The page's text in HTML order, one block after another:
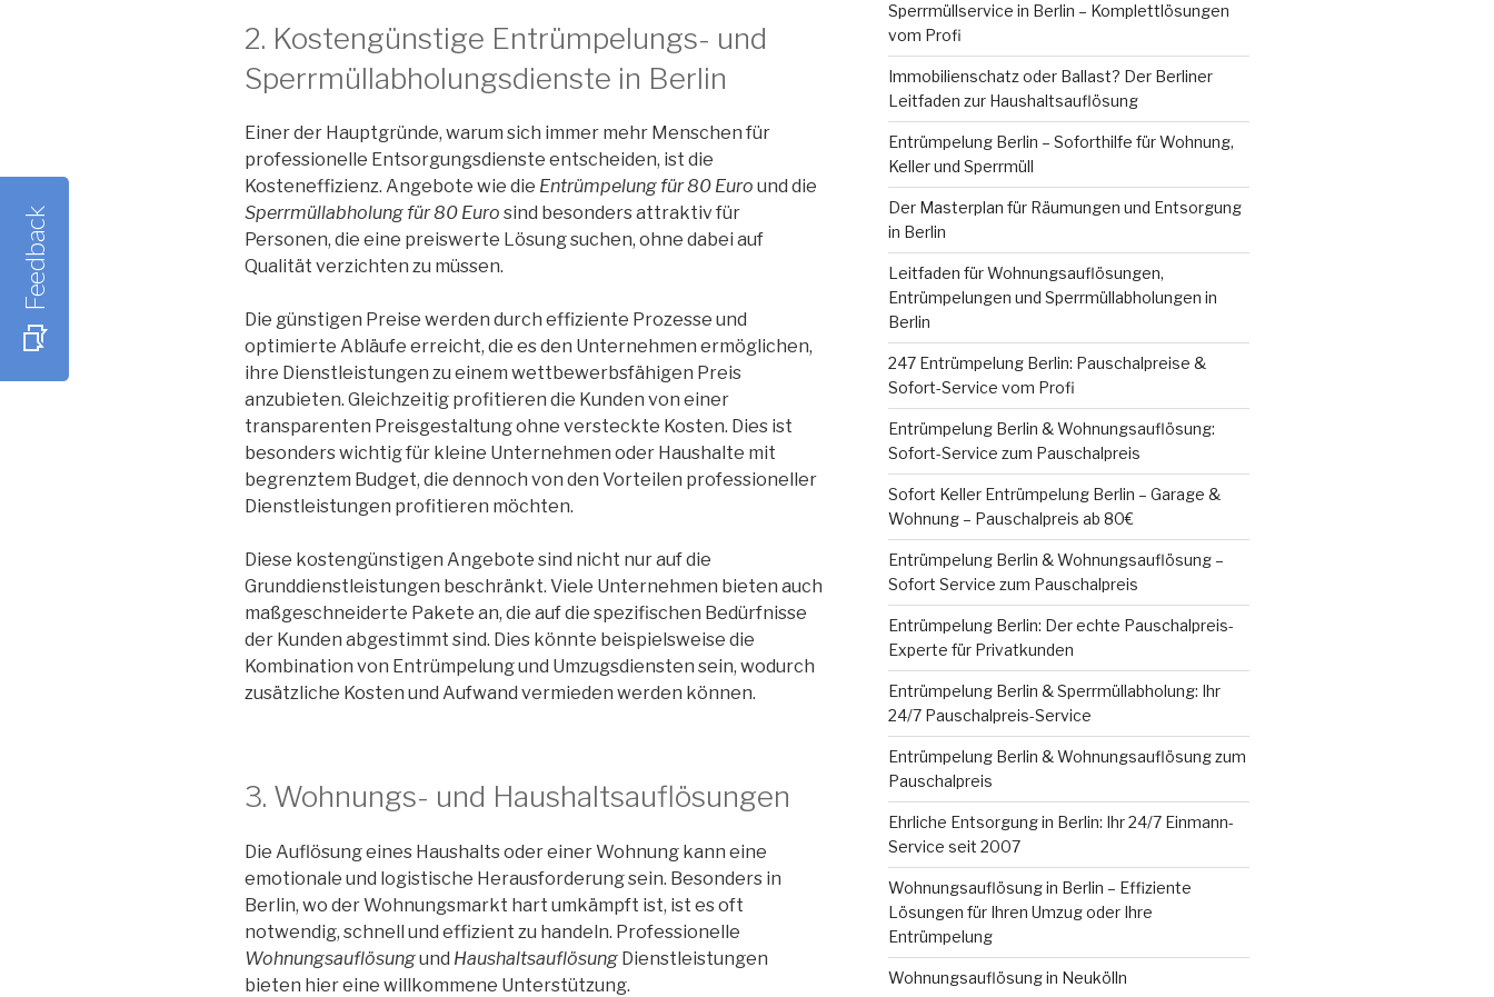
2. Kostengünstige Entrümpelungs- und
Sperrmüllabholungsdienste in Berlin
Einer der Hauptgründe, warum sich immer mehr Menschen für
professionelle Entsorgungsdienste entscheiden, ist die
Kosteneffizienz. Angebote wie die Entrümpelung für 80 Euro und die
Sperrmüllabholung für 80 Euro sind besonders attraktiv für
Personen, die eine preiswerte Lösung suchen, ohne dabei auf
Qualität verzichten zu müssen.
Die günstigen Preise werden durch effiziente Prozesse und
optimierte Abläufe erreicht, die es den Unternehmen ermöglichen,
ihre Dienstleistungen zu einem wettbewerbsfähigen Preis
anzubieten. Gleichzeitig profitieren die Kunden von einer
transparenten Preisgestaltung ohne versteckte Kosten. Dies ist
besonders wichtig für kleine Unternehmen oder Haushalte mit
begrenztem Budget, die dennoch von den Vorteilen professioneller
Dienstleistungen profitieren möchten.
Diese kostengünstigen Angebote sind nicht nur auf die
Grunddienstleistungen beschränkt. Viele Unternehmen bieten auch
maßgeschneiderte Pakete an, die auf die spezifischen Bedürfnisse
der Kunden abgestimmt sind. Dies könnte beispielsweise die
Kombination von Entrümpelung und Umzugsdiensten sein, wodurch
zusätzliche Kosten und Aufwand vermieden werden können.
3. Wohnungs- und Haushaltsauflösungen
Die Auflösung eines Haushalts oder einer Wohnung kann eine
emotionale und logistische Herausforderung sein. Besonders in
Berlin, wo der Wohnungsmarkt hart umkämpft ist, ist es oft
notwendig, schnell und effizient zu handeln. Professionelle
Wohnungsauflösungund Haushaltsauflösung Dienstleistungen
bieten hier eine willkommene Unterstützung.
Sperrmüllservice in Berlin – Komplettlösungen
vom Profi
Immobilienschatz oder Ballast? Der Berliner
Leitfaden zur Haushaltsauflösung
Entrümpelung Berlin – Soforthilfe für Wohnung,
Keller und Sperrmüll
Der Masterplan für Räumungen und Entsorgung
in Berlin
Leitfaden für Wohnungsauflösungen,
Entrümpelungen und Sperrmüllabholungen in
Berlin
247 Entrümpelung Berlin: Pauschalpreise &
Sofort-Service vom Profi
Entrümpelung Berlin & Wohnungsauflösung:
Sofort-Service zum Pauschalpreis
Sofort Keller Entrümpelung Berlin – Garage &
Wohnung – Pauschalpreis ab 80€
Entrümpelung Berlin & Wohnungsauflösung –
Sofort Service zum Pauschalpreis
Entrümpelung Berlin: Der echte Pauschalpreis-
Experte für Privatkunden
Entrümpelung Berlin & Sperrmüllabholung: Ihr
24/7 Pauschalpreis-Service
Entrümpelung Berlin & Wohnungsauflösung zum
Pauschalpreis
Ehrliche Entsorgung in Berlin: Ihr 24/7 Einmann-
Service seit 2007
Wohnungsauflösung in Berlin – Effiziente
Lösungen für Ihren Umzug oder Ihre
Entrümpelung
Wohnungsauflösung in Neukölln
Feedback